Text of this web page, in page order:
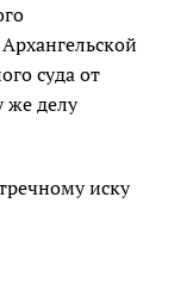
суда от
же делу
иску